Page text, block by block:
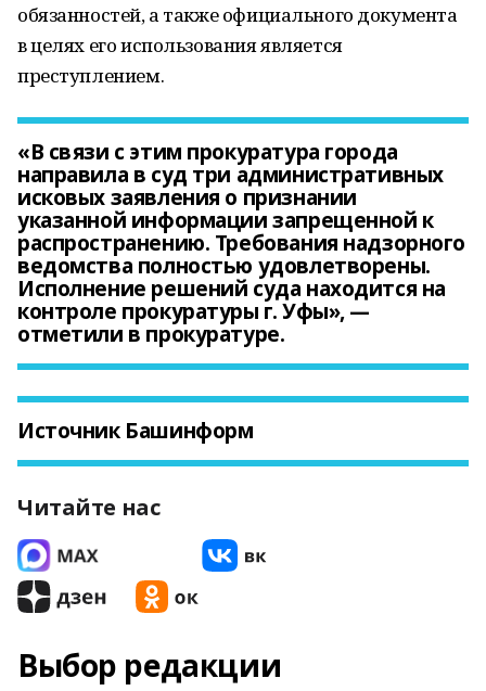
обязанностей, а также официального документа
в целях его использования является
преступлением.
«В связи с этим прокуратура города
направила в суд три административных
исковых заявления о признании
указанной информации запрещенной к
распространению. Требования надзорного
ведомства полностью удовлетворены.
Исполнение решений суда находится на
контроле прокуратуры г. Уфы», —
отметили в прокуратуре.
Источник Башинформ
Читайте нас
Выбор редакции